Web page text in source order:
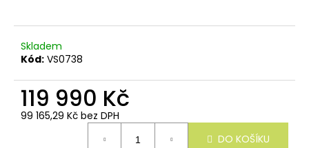
5
hvězdiček.
Skladem
Kód: VS0738
119 990 Kč
99 165,29 Kč bez DPH
DO KOŠÍKU
?
HLEDAT